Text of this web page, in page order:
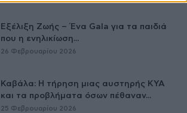
Εξέλιξη Ζωής – Ένα Gala για τα παιδιά
που η ενηλικίωση...
26 Φεβρουαρίου 2026
Καβάλα: Η τήρηση μιας αυστηρής ΚΥΑ
και τα προβλήματα όσων πέθαναν...
25 Φεβρουαρίου 2026